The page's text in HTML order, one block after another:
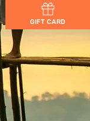
GIFT CARD